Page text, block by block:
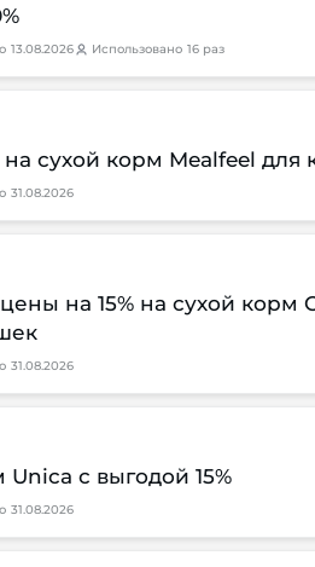
13.08.2026 Использовано 16 раз
на сухой корм Mealfeel для
31.08.2026
на 15% на сухой корм
31.08.2026
с выгодой 15%
31.08.2026